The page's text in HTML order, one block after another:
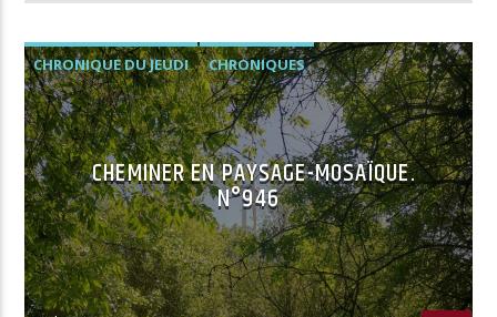
CHRONIQUE DU JEUDI CHRONIQUES
CHEMINER EN PAYSAGE-MOSAÏQUE.
N°946